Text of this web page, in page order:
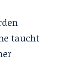
taucht